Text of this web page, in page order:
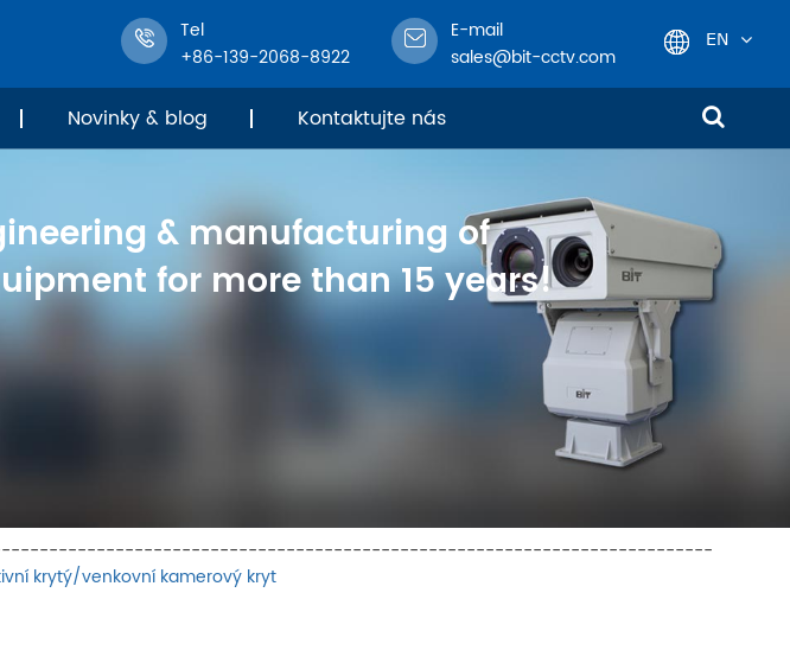
Tel
+86-139-2068-8922
E-mail
sales@bit-cctv.com
EN
한국어
français
Deutsch
Español
Novinky & blog Kontaktujte nás
& manufacturing of
for more than 15 years!
krytý/venkovní kamerový kryt